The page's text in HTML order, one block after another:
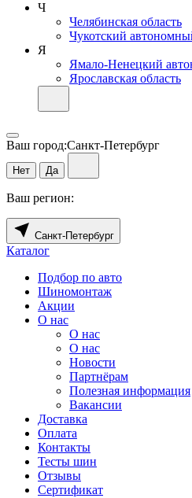
Ч
Челябинская область
Чукотский
Я
Ямало-Ненецкий
Ярославская область
Ваш город:Санкт-Петербург
Нет Да
Ваш регион:
Санкт-Петербург
Каталог
Подбор по авто
Шиномонтаж
Акции
О нас
О нас
О нас
Новости
Партнёрам
Полезная информация
Вакансии
Доставка
Оплата
Контакты
Тесты шин
Отзывы
Сертификат